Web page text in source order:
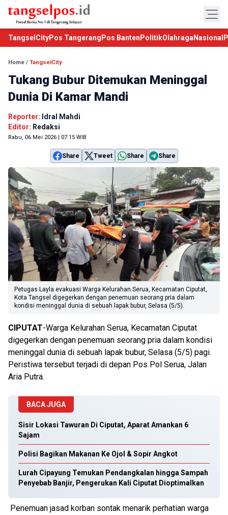
TangselCityPos Tangerang Pos Banten PolitikOlahraga Nasional
Home / TangselCity
Tukang Bubur Ditemukan Meninggal
Dunia Di Kamar Mandi
Reporter: Idral Mahdi
Editor: Redaksi
Rabu, 06 Mei 2026 | 07:15 WIB
Share Tweet Share Share
Petugas Layla evakuasi Warga Kelurahan Serua, Kecamatan Ciputat,
Kota Tangsel digegerkan dengan penemuan seorang pria dalam
kondisi meninggal dunia di sebuah lapak bubur, Selasa (5/5).
CIPUTAT-Warga Kelurahan Serua, Kecamatan Ciputat
digegerkan dengan penemuan seorang pria dalam kondisi
meninggal dunia di sebuah lapak bubur, Selasa (5/5) pagi.
Peristiwa tersebut terjadi di depan Pos Pol Serua, Jalan
Aria Putra.
BACA JUGA
Sisir Lokasi Tawuran Di Ciputat, Aparat Amankan 6
Sajam
Polisi Bagikan Makanan Ke Ojol & Sopir Angkot
Lurah Cipayung Temukan Pendangkalan hingga Sampah
Penyebab Banjir, Pengerukan Kali Ciputat Dioptimalkan
Penemuan jasad korban sontak menarik perhatian warga